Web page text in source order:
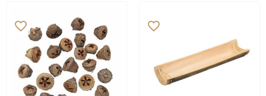
favorite_border favorite_border